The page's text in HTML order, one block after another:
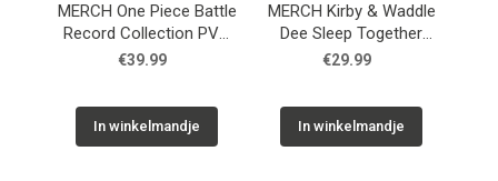
MERCH One Piece Battle
Record Collection PVC
Statue Monkey D. Luffy
€39.99
In winkelmandje
MERCH Kirby & Waddle
Dee Sleep Together
Plush Figure 30 cm
€29.99
In winkelmandje